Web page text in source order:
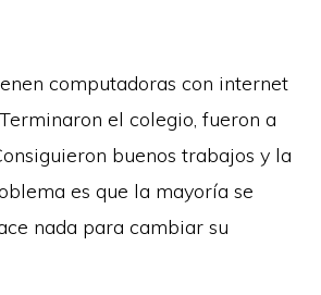
computadoras con internet
el colegio, fueron a
buenos trabajos y la
es que la mayoría se
nada para cambiar su